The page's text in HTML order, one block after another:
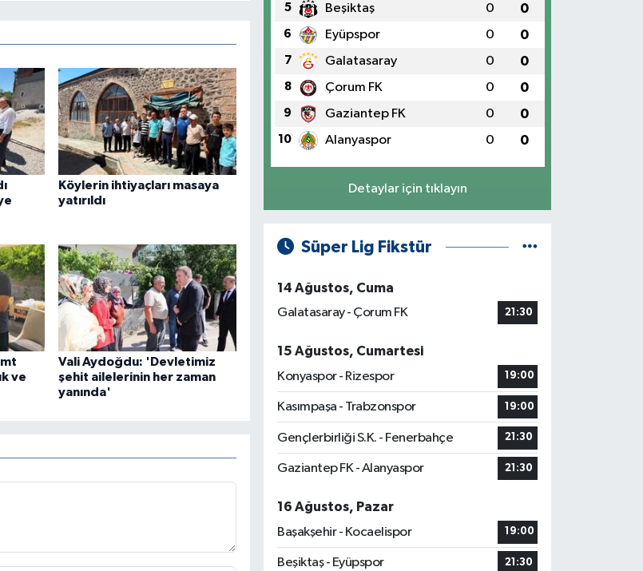
Köylerin ihtiyaçları masaya
yatırıldı
ve
Vali Aydoğdu: 'Devletimiz
şehit ailelerinin her zaman
yanında'
5 Beşiktaş 0 0
6 Eyüpspor 0 0
7 Galatasaray 0 0
8 Çorum FK 0 0
9 Gaziantep FK 0 0
10 Alanyaspor 0 0
Detaylar için tıklayın
Süper Lig Fikstür
14 Ağustos, Cuma
Galatasaray - Çorum FK
21:30
15 Ağustos, Cumartesi
Konyaspor - Rizespor
19:00
Kasımpaşa - Trabzonspor 19:00
Gençlerbirliği S.K. - Fenerbahçe 21:30
Gaziantep FK - Alanyaspor 21:30
16 Ağustos, Pazar
Başakşehir - Kocaelispor
19:00
Beşiktaş - Eyüpspor 21:30